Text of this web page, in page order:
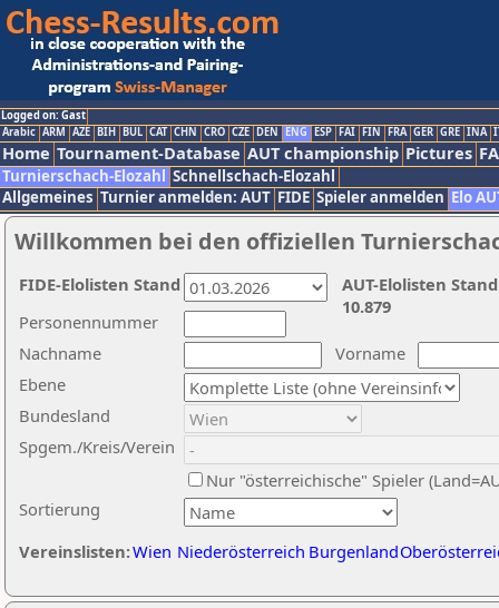
Logged on: Gast
Arabic ARM AZE BIH BUL CAT CHN CRO CZE DEN ENG ESP FAI FIN FRA GER GRE INA
Home Tournament-Database AUT championship Pictures
Turnierschach-Elozahl Schnellschach-Elozahl
Allgemeines Turnier anmelden: AUT FIDE Spieler anmelden Elo
Willkommen bei den offiziellen
Nachname
Vorname
Ebene
Sortierung
Personennummer
Bundesland
Spgem./Kreis/Verein
Nur "österreichische" Spieler
Vereinslisten:Wien Niederösterreich Burgenland
AUT-Elolisten
10.879
FIDE-Elolisten Stand